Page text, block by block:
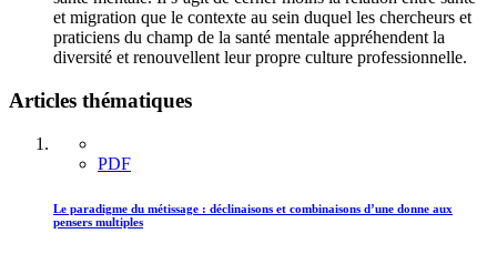
et migration que le contexte au sein duquel les chercheurs et
praticiens du champ de la santé mentale appréhendent la
diversité et renouvellent leur propre culture professionnelle.
Articles thématiques
PDF
Le paradigme du métissage : déclinaisons et combinaisons d’une donne aux
pensers multiples